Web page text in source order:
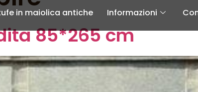
in maiolica antiche Informazioni
85*265 cm